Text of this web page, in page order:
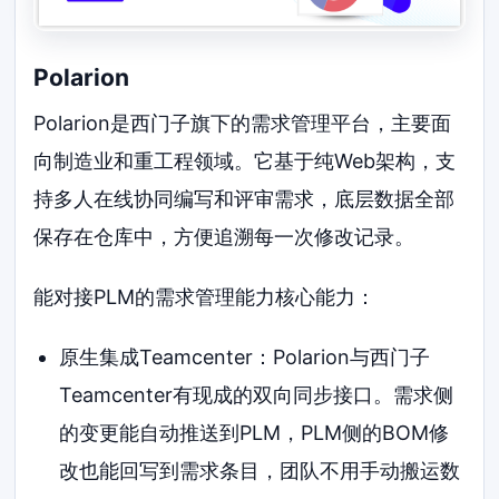
Polarion
Polarion是西门子旗下的需求管理平台，主要面
向制造业和重工程领域。它基于纯Web架构，支
持多人在线协同编写和评审需求，底层数据全部
保存在仓库中，方便追溯每一次修改记录。
能对接PLM的需求管理能力核心能力：
原生集成Teamcenter：Polarion与西门子
Teamcenter有现成的双向同步接口。需求侧
的变更能自动推送到PLM，PLM侧的BOM修
改也能回写到需求条目，团队不用手动搬运数